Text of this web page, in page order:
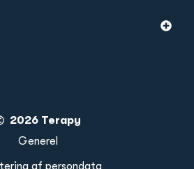
2026 Terapy
Generel
af persondata